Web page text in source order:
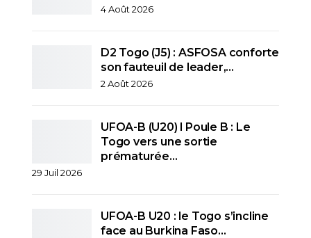
4 Août 2026
D2 Togo (J5) : ASFOSA conforte
son fauteuil de leader,…
2 Août 2026
UFOA-B (U20) l Poule B : Le
Togo vers une sortie
prématurée…
29 Juil 2026
UFOA-B U20 : le Togo s’incline
face au Burkina Faso…